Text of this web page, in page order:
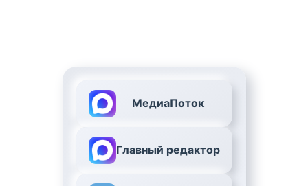
МедиаПоток
Главный редактор